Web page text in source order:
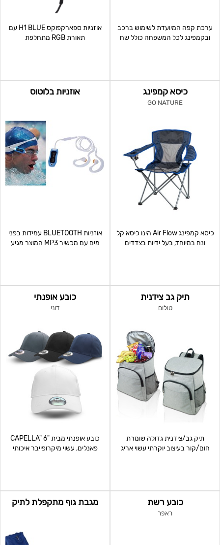
ערכת קפה המיועדת לשימוש ברכב
ובקמפינג לכל המשפחה כולל שח
אוזניות ספארקפוקס H1 BLUE עם
תאורת RGB מתחלפת
כיסא קמפינג
GO NATURE
כיסא קמפינג Air Flow הינו כיסא קל
ונח במיוחד, בעל ידיות בצדדים
אוזניות בלוטוס
אוזניות BLUETOOTH עמידות בפני
מים עם מכשיר MP3 המוצר מגיע
תיק גב צידנית
טולום
תיק גב/צידנית גדולה שומרת
חום/קור בעיצוב יוקרתי עשוי אריג
כובע אופנתי
דוני
כובע אופנתי מבית "CAPELLA" 6
פאנלים, עשוי מיקרופייבר איכותי
כובע רשת
ראפר
מגבת גוף מתקפלת לתיק